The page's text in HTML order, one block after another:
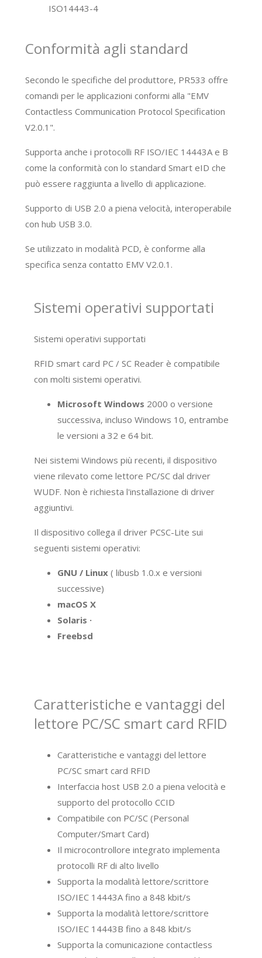
ISO14443-4
Conformità agli standard
Secondo le specifiche del produttore, PR533 offre
comandi per le applicazioni conformi alla "EMV
Contactless Communication Protocol Specification
V2.0.1".
Supporta anche i protocolli RF ISO/IEC 14443A e B
come la conformità con lo standard Smart eID che
può essere raggiunta a livello di applicazione.
Supporto di USB 2.0 a piena velocità, interoperabile
con hub USB 3.0.
Se utilizzato in modalità PCD, è conforme alla
specifica senza contatto EMV V2.0.1.
Sistemi operativi supportati
Sistemi operativi supportati
RFID smart card PC / SC Reader è compatibile
con molti sistemi operativi.
Microsoft Windows 2000 o versione
successiva, incluso Windows 10, entrambe
le versioni a 32 e 64 bit.
Nei sistemi Windows più recenti, il dispositivo
viene rilevato come lettore PC/SC dal driver
WUDF. Non è richiesta l'installazione di driver
aggiuntivi.
Il dispositivo collega il driver PCSC-Lite sui
seguenti sistemi operativi:
GNU / Linux ( libusb 1.0.x e versioni
successive)
macOS X
Solaris ·
Freebsd
Caratteristiche e vantaggi del
lettore PC/SC smart card RFID
Caratteristiche e vantaggi del lettore
PC/SC smart card RFID
Interfaccia host USB 2.0 a piena velocità e
supporto del protocollo CCID
Compatibile con PC/SC (Personal
Computer/Smart Card)
Il microcontrollore integrato implementa
protocolli RF di alto livello
Supporta la modalità lettore/scrittore
ISO/IEC 14443A fino a 848 kbit/s
Supporta la modalità lettore/scrittore
ISO/IEC 14443B fino a 848 kbit/s
Supporta la comunicazione contactless